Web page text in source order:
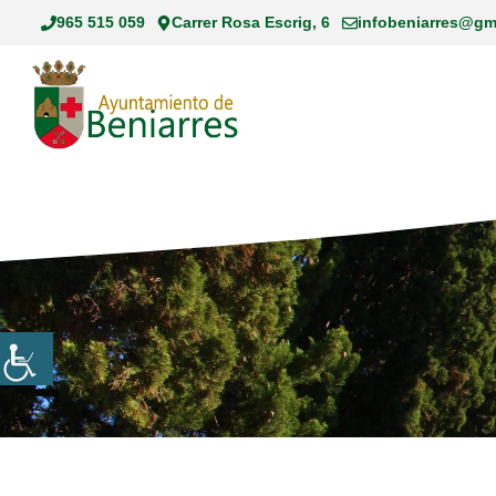
contenido
965 515 059 Carrer Rosa Escrig, 6